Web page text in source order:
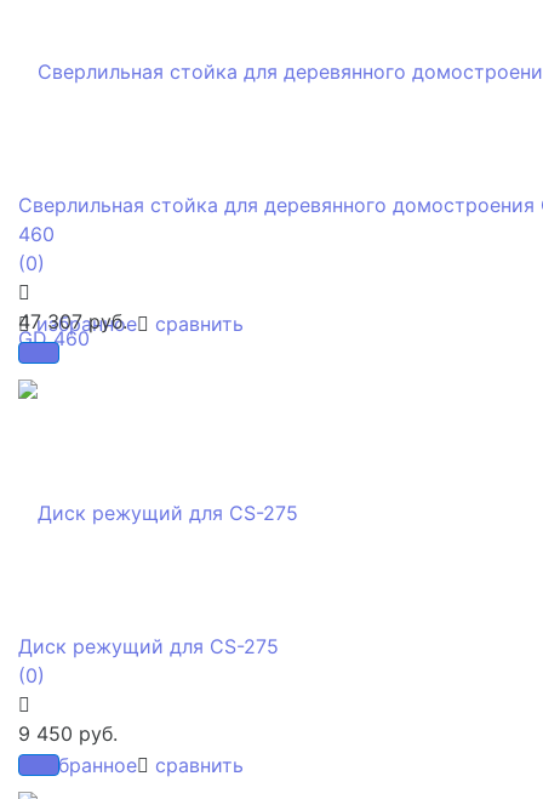
избранное сравнить
Сверлильная стойка для деревянного домостроения
460
(0)
47 307 руб.
избранное сравнить
Диск режущий для CS-275
(0)
9 450 руб.